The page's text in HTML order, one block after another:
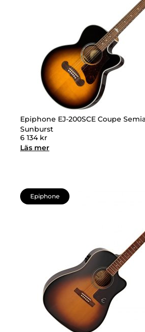
Epiphone EJ-200SCE Coupe
Sunburst
6 134 kr
Läs mer
Epiphone